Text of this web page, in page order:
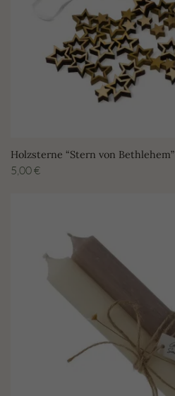
Holzsterne “Stern von Bethlehem”
5,00€